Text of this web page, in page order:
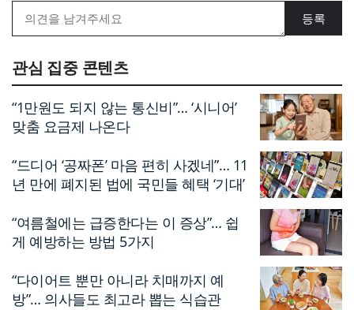
관심 집중 콘텐츠
“1만원도 되지 않는 통신비”… ‘시니어’
맞춤 요금제 나온다
“드디어 ‘공짜폰’ 마음 편히 사겠네”… 11
년 만에 폐지된 법에 국민들 혜택 ‘기대’
“여름철에는 급증한다는 이 증상”… 쉽
게 예방하는 방법 5가지
“다이어트 뿐만 아니라 치매까지 예
방”… 의사들도 최고라 뽑는 식습관